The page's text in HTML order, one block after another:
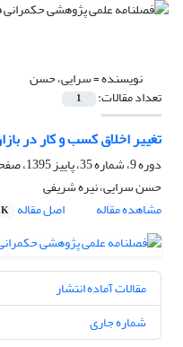
نویسنده =سرایی، حسن
تعداد مقالات: 1
تغییر اخلاق کسب و کار در
دوره 9، شماره 35، پاییز 1395، صفحه
حسن سرایی، نیره شریفی
مشاهده مقاله
اصل مقاله
مقالات آماده انتشار
شماره جاری